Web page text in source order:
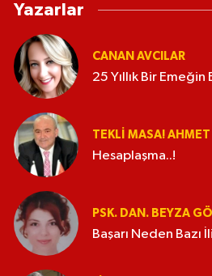
Yazarlar
CANAN AVCILAR
25 Yıllık Bir Emeğin
TEKLI MASA!
Hesaplaşma..!
PSK. DAN. BEYZA
Başarı Neden Bazı